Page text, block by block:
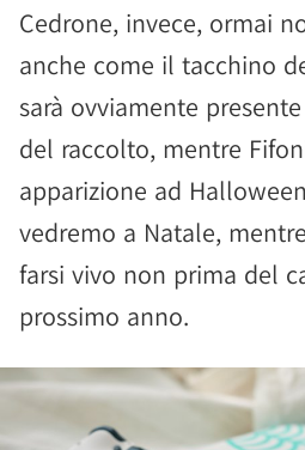
Cedrone, invece, ormai
anche come il tacchino
sarà ovviamente
del raccolto, mentre
apparizione ad
vedremo a Natale,
farsi vivo non prima del
prossimo anno.